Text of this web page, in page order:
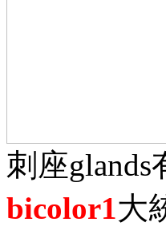
刺座glands
bicolor1大